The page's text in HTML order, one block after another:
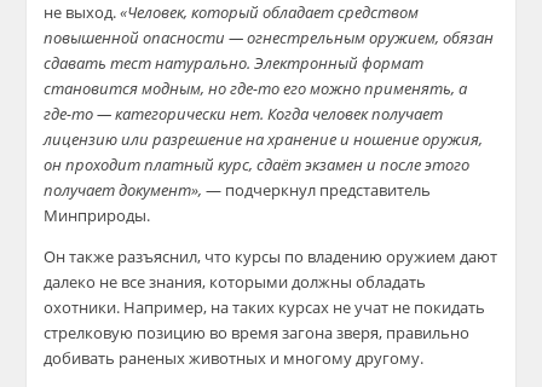
не выход.«Человек, который обладает средством
повышенной опасности — огнестрельным оружием, обязан
сдавать тест натурально. Электронный формат
становится модным, но где-то его можно применять, а
где-то — категорически нет. Когда человек получает
лицензию или разрешение на хранение и ношение оружия,
он проходит платный курс, сдаёт экзамен и после этого
получает документ», — подчеркнул представитель
Минприроды.
Он также разъяснил, что курсы по владению оружием дают
далеко не все знания, которыми должны обладать
охотники. Например, на таких курсах не учат не покидать
стрелковую позицию во время загона зверя, правильно
добивать раненых животных и многому другому.